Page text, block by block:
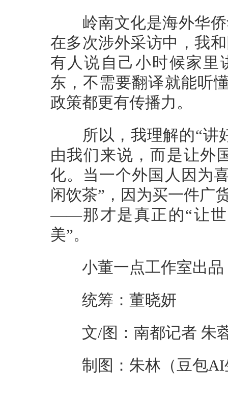
岭南文化是海外华侨
在多次涉外采访中，我
有人说自己小时候家里
东，不需要翻译就能听
政策都更有传播力。
所以，我理解的“讲好
由我们来说，而是让外
化。当一个外国人因为
闲饮茶”，因为买一件广
——那才是真正的“让世
美”。
小董一点工作室出品
统筹：董晓妍
文/图：南都记者 朱蓉
制图：朱林（豆包AI